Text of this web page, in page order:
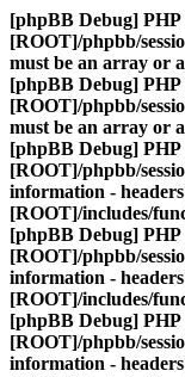
[phpBB Debug]
[ROOT]/phpbb/
must be an array or
[phpBB Debug]
[ROOT]/phpbb/
must be an array or
[phpBB Debug]
[ROOT]/phpbb/
information -
[ROOT]/includes/
[phpBB Debug]
[ROOT]/phpbb/
information -
[ROOT]/includes/
[phpBB Debug]
[ROOT]/phpbb/
information -